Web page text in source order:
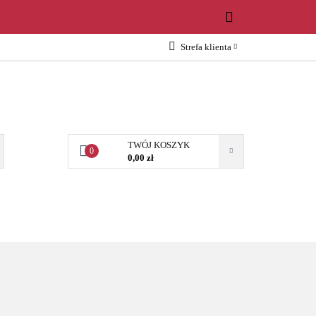
Strefa klienta
Zgody cookies
0
TWÓJ KOSZYK
0,00 zł